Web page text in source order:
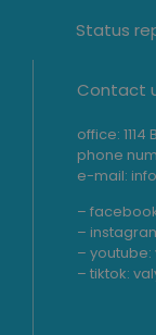
Status
Contact
office:
phone
e-mail:
–
–
– youtube:
– tiktok: